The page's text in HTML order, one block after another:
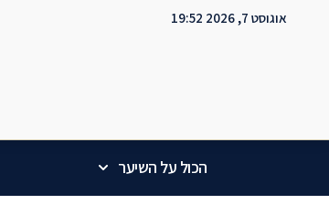
אוגוסט 7, 2026 19:52
הכול על השיער